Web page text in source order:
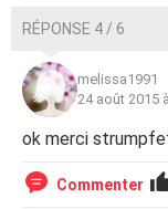
RÉPONSE 4 / 6
melissa1991
24 août 2015
ok merci
Commenter